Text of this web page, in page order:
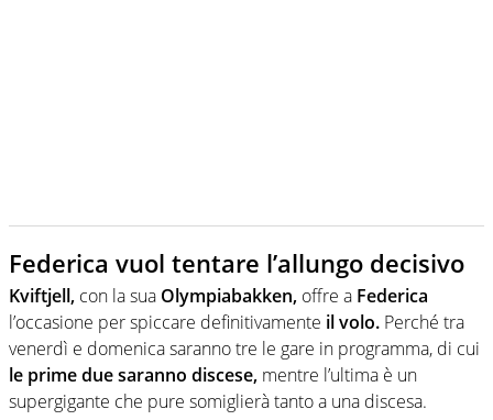
Federica vuol tentare l’allungo decisivo
Kviftjell, con la sua Olympiabakken, offre a Federica
l’occasione per spiccare definitivamente il volo. Perché tra
venerdì e domenica saranno tre le gare in programma, di cui
le prime due saranno discese, mentre l’ultima è un
supergigante che pure somiglierà tanto a una discesa.